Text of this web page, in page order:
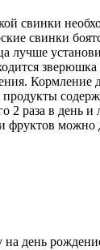
свинки
свинки
лучше
продукты
2 раза в день
можно
день